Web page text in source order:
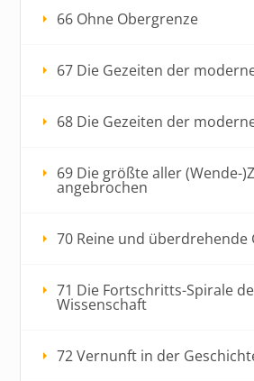
66 Ohne Obergrenze
67 Die Gezeiten der
68 Die Gezeiten der
69 Die größte aller (Wende-
angebrochen
70 Reine und überdrehende
71 Die Fortschritts-Spirale
Wissenschaft
72 Vernunft in der